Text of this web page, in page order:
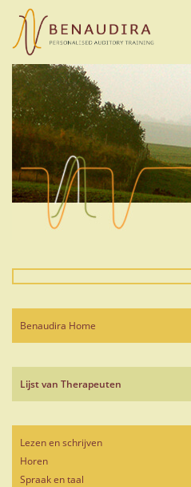
main
content
Benaudira Home
Lijst van Therapeuten
Lezen en schrijven
Horen
Spraak en taal